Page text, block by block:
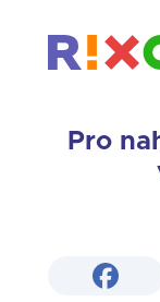
Pro
Podívejte